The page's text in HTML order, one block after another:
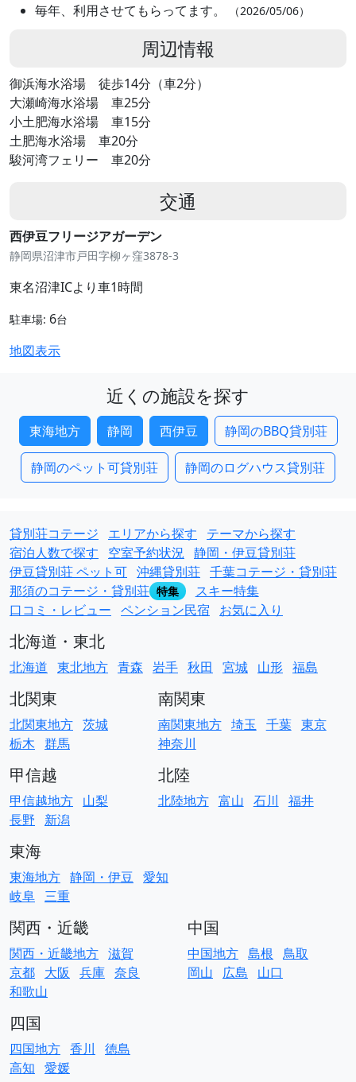
毎年、利用させてもらってます。 （2026/05/06）
周辺情報
御浜海水浴場 徒歩14分（車2分）
大瀬崎海水浴場 車25分
小土肥海水浴場 車15分
土肥海水浴場 車20分
駿河湾フェリー 車20分
交通
西伊豆フリージアガーデン
静岡県沼津市戸田字柳ヶ窪3878-3
東名沼津ICより車1時間
駐車場: 6台
地図表示
近くの施設を探す
東海地方 静岡 西伊豆 静岡のBBQ貸別荘
静岡のペット可貸別荘 静岡のログハウス貸別荘
貸別荘コテージ エリアから探す
テーマから探す
宿泊人数で探す
空室予約状況 静岡・伊豆貸別荘
伊豆貸別荘 ペット可 沖縄貸別荘 千葉コテージ・貸別荘
那須のコテージ・貸別荘 特集
スキー特集
口コミ・レビュー ペンション民宿 お気に入り
北海道・東北
北海道 東北地方 青森 岩手 秋田 宮城 山形 福島
北関東
北関東地方 茨城
栃木 群馬
南関東
南関東地方 埼玉 千葉 東京
神奈川
甲信越
甲信越地方 山梨
長野
新潟
北陸
北陸地方 富山 石川 福井
東海
東海地方 静岡・伊豆 愛知
岐阜 三重
関西・近畿
関西・近畿地方 滋賀
京都 大阪 兵庫 奈良
和歌山
中国
中国地方 島根 鳥取
岡山
広島 山口
四国
四国地方 香川
徳島
高知 愛媛